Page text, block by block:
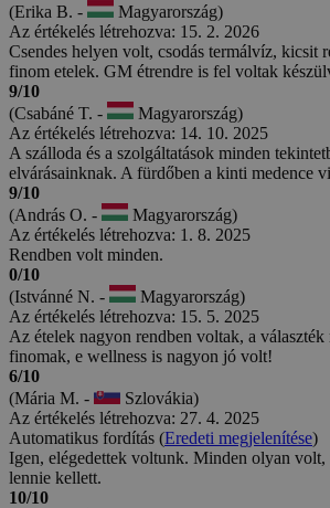
(Erika B. -
Magyarország)
Az értékelés létrehozva: 15. 2. 2026
Csendes helyen volt, csodás termálvíz, kicsit
finom etelek. GM étrendre is fel voltak
9/10
(Csabáné T. -
Magyarország)
Az értékelés létrehozva: 14. 10. 2025
A szálloda és a szolgáltatások minden
elvárásainknak. A fürdőben a kinti medence
9/10
(András O. -
Magyarország)
Az értékelés létrehozva: 1. 8. 2025
Rendben volt minden.
0/10
(Istvánné N. -
Magyarország)
Az értékelés létrehozva: 15. 5. 2025
Az ételek nagyon rendben voltak, a választék
finomak, e wellness is nagyon jó volt!
6/10
(Mária M. -
Szlovákia)
Az értékelés létrehozva: 27. 4. 2025
Automatikus fordítás (Eredeti megjelenítése)
Igen, elégedettek voltunk. Minden olyan
lennie kellett.
10/10